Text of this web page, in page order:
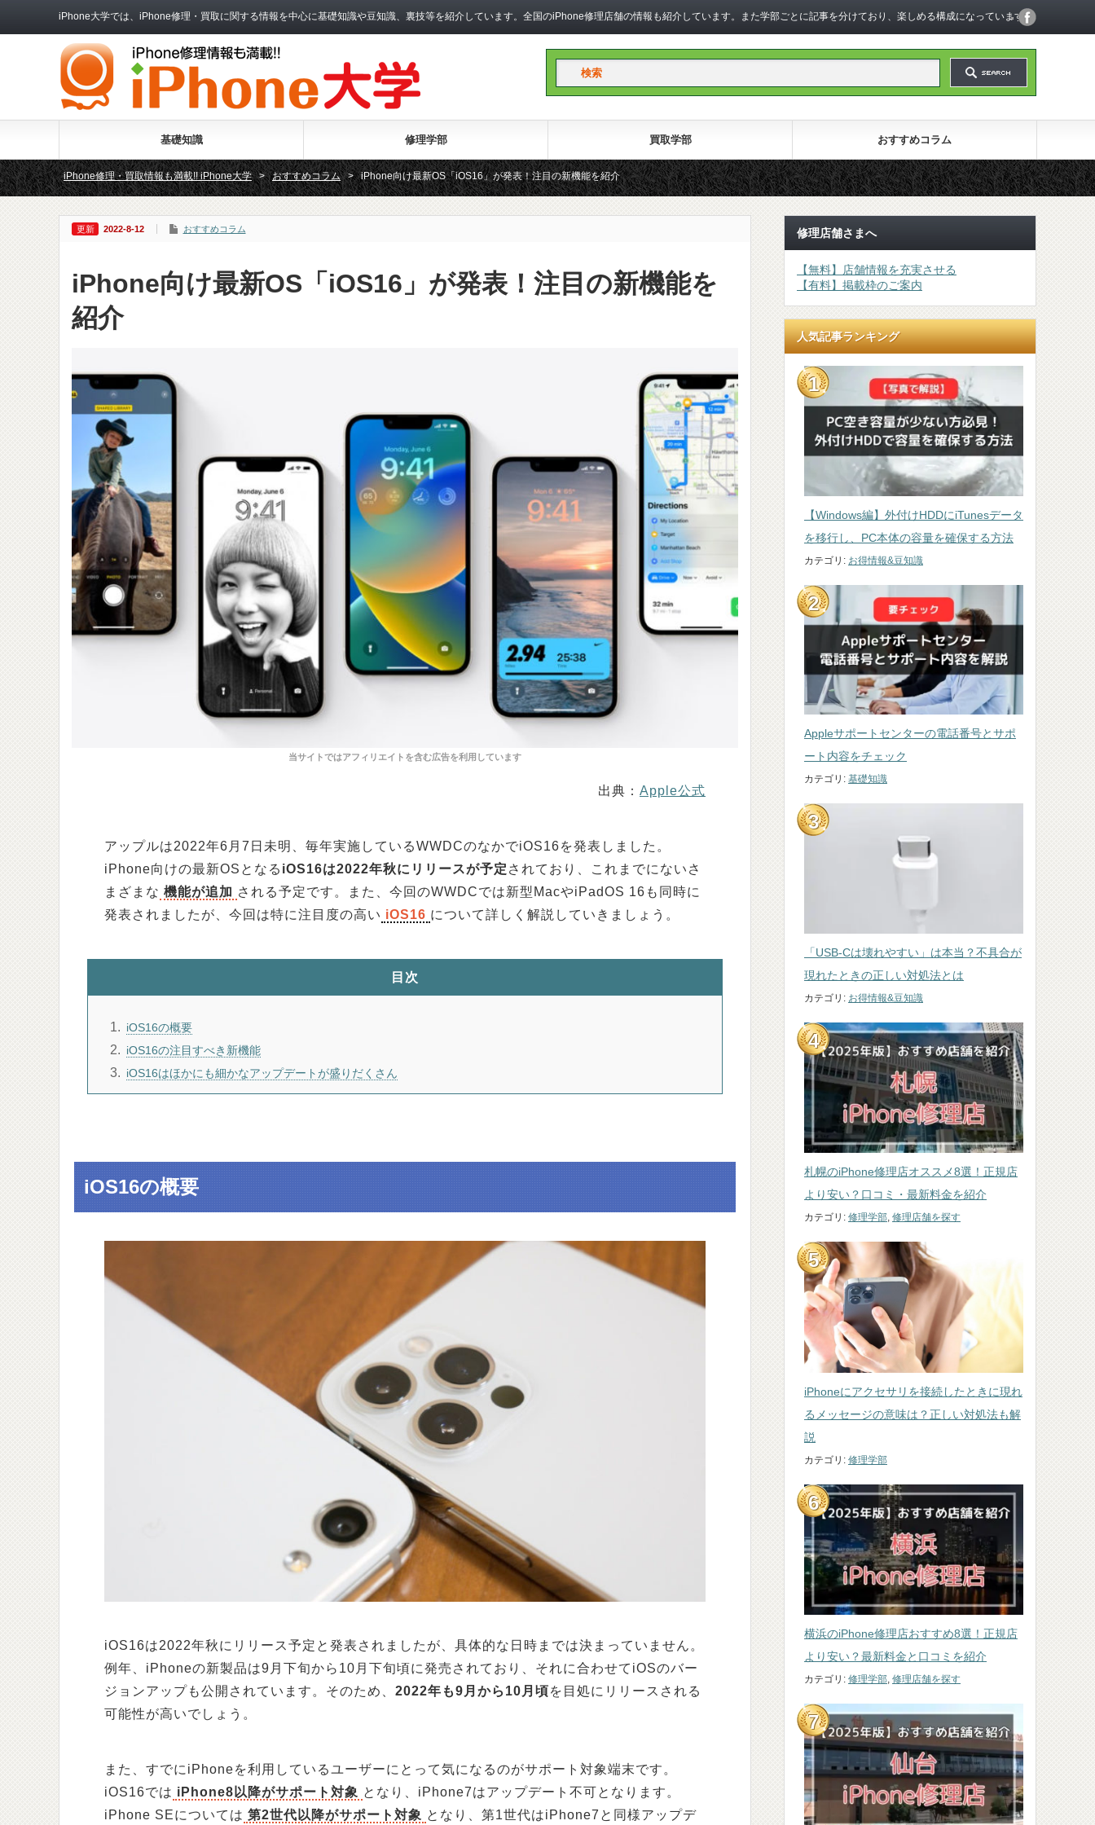
iPhone大学では、iPhone修理・買取に関する情報を中心に基礎知識や豆知識、裏技等を紹介しています。全国のiPhone修理店舗の情報も紹介しています。また学部ごとに記事を分けており、楽しめる構成になっています。
基礎知識 修理学部 買取学部 おすすめコラム
iPhone修理・買取情報も満載!! iPhone大学 > おすすめコラム > iPhone向け最新OS「iOS16」が発表！注目の新機能を紹介
2022-8-12 おすすめコラム
iPhone向け最新OS「iOS16」が発表！注目の新機能を
紹介
出典： Apple公式
アップルは2022年6月7日未明、毎年実施しているWWDCのなかでiOS16を発表しました。
iPhone向けの最新OSとなる iOS16は2022年秋にリリースが予定 されており、これまでにないさ
まざまな 機能が追加 される予定です。また、今回のWWDCでは新型MacやiPadOS 16も同時に
発表されましたが、今回は特に注目度の高い iOS16 について詳しく解説していきましょう。
目次
1 iOS16の概要
2 iOS16の注目すべき新機能
3 iOS16はほかにも細かなアップデートが盛りだくさん
iOS16の概要
iOS16は2022年秋にリリース予定と発表されましたが、具体的な日時までは決まっていません。
例年、iPhoneの新製品は9月下旬から10月下旬頃に発売されており、それに合わせてiOSのバー
ジョンアップも公開されています。そのため、 2022年も9月から10月頃を目処にリリースされる
可能性が高いでしょう。
また、すでにiPhoneを利用しているユーザーにとって気になるのがサポート対象端末です。
iOS16では iPhone8以降がサポート対象 となり、iPhone7はアップデート不可となります。
iPhone SEについては 第2世代以降がサポート対象 となり、第1世代はiPhone7と同様アップデ
修理店舗さまへ
【無料】店舗情報を充実させる
【有料】掲載枠のご案内
人気記事ランキング
【Windows編】外付けHDDにiTunesデータ
を移行し、PC本体の容量を確保する方法
カテゴリ: お得情報&豆知識
Appleサポートセンターの電話番号とサポ
ート内容をチェック
カテゴリ: 基礎知識
「USB-Cは壊れやすい」は本当？不具合が
現れたときの正しい対処法とは
カテゴリ: お得情報&豆知識
札幌のiPhone修理店オススメ8選！正規店
より安い？口コミ・最新料金を紹介
カテゴリ: 修理学部 修理店舗を探す
iPhoneにアクセサリを接続したときに現れ
るメッセージの意味は？正しい対処法も解
説
カテゴリ: 修理学部
横浜のiPhone修理店おすすめ8選！正規店
より安い？最新料金と口コミを紹介
カテゴリ: 修理学部 修理店舗を探す